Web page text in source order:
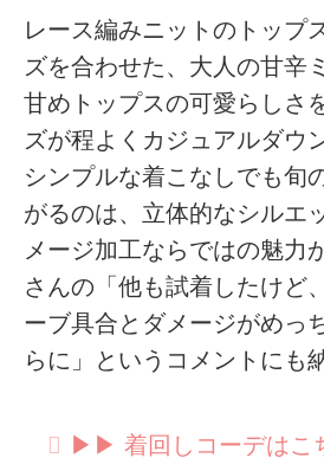
レース編みニットのトップ
ズを合わせた、大人の甘辛
甘めトップスの可愛らしさ
ズが程よくカジュアルダウ
シンプルな着こなしでも旬
がるのは、立体的なシルエ
メージ加工ならではの魅力
さんの「他も試着したけど
ーブ具合とダメージがめっ
らに」というコメントにも
▶︎▶︎ 着回しコーデはこ